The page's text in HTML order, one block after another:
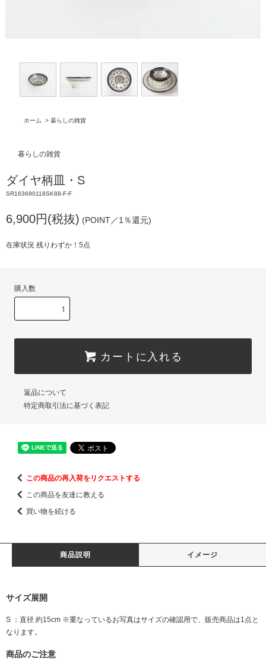
ホーム > 暮らしの雑貨
暮らしの雑貨
ダイヤ柄皿・S
SR163690118SK88-F-F
6,900円(税抜) (POINT／1％還元)
在庫状況 残りわずか！5点
購入数
カートに入れる
返品について
特定商取引法に基づく表記
この商品の再入荷をリクエストする
この商品を友達に教える
買い物を続ける
商品説明 イメージ
サイズ展開
S ：直径 約15cm ※重なっているお写真はサイズの確認用で、販売商品は1点と
なります。
商品のご注意